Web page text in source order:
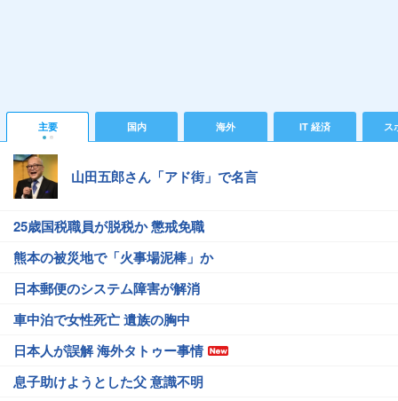
主要 国内 海外 IT 経済 ス
山田五郎さん「アド街」で名言
25歳国税職員が脱税か 懲戒免職
熊本の被災地で「火事場泥棒」か
日本郵便のシステム障害が解消
車中泊で女性死亡 遺族の胸中
日本人が誤解 海外タトゥー事情
息子助けようとした父 意識不明